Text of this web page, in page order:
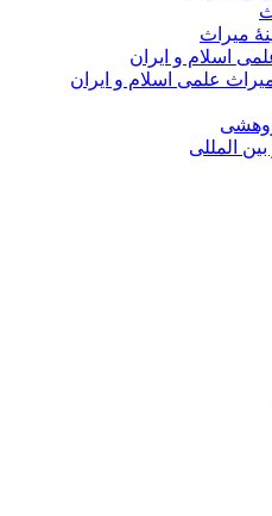
میراث
اسلام و ایران
علمی اسلام و ایران
المللی